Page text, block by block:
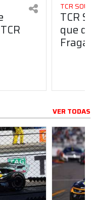
TCR
TCR
que
Fraga
VER TODAS